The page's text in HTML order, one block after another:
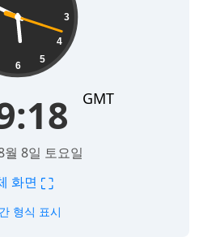
3
4
5
6
GMT
8일 토요일
화면 ⛶
형식 표시